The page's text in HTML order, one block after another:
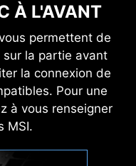
inutiles
dans le boîtier.
À L'AVANT
permettent de
sur la partie avant
la connexion de
Pour une
à vous renseigner
MSI.
FOR